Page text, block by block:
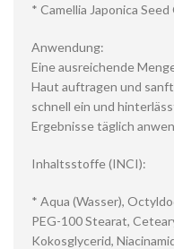
* Camellia Japonica
Anwendung:
Eine ausreichende
Haut auftragen und
schnell ein und
Ergebnisse täglich
Inhaltsstoffe (INCI):
* Aqua (Wasser),
PEG-100 Stearat,
Kokosglycerid,